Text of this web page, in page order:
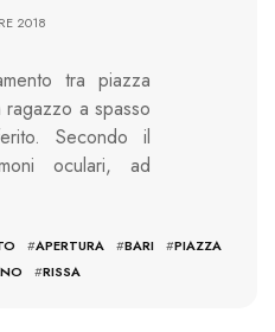
2018
tra piazza
a spasso
Secondo il
oculari, ad
#APERTURA #BARI #PIAZZA
#RISSA